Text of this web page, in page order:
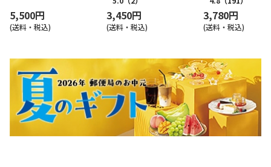
5,500円
(送料・税込)
3,450円
(送料・税込)
3,780円
(送料・税込)